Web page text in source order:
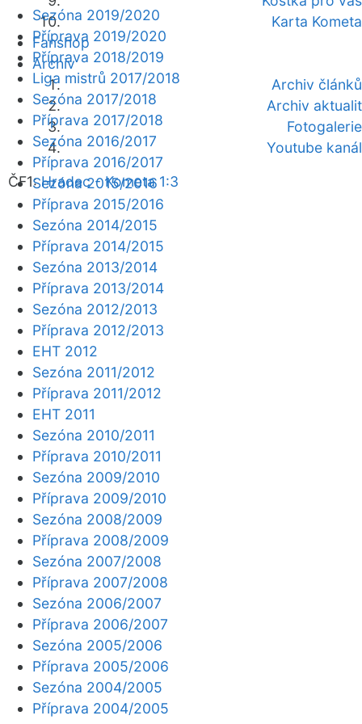
Karta Kometa
Fanshop
Archiv
Archiv článků
Archiv aktualit
Fotogalerie
Youtube kanál
ČF1:Hradec - Kometa 1:3
Sezóna 2019/2020
Příprava 2019/2020
Příprava 2018/2019
Liga mistrů 2017/2018
Sezóna 2017/2018
Příprava 2017/2018
Sezóna 2016/2017
Příprava 2016/2017
Sezóna 2015/2016
Příprava 2015/2016
Sezóna 2014/2015
Příprava 2014/2015
Sezóna 2013/2014
Příprava 2013/2014
Sezóna 2012/2013
Příprava 2012/2013
EHT 2012
Sezóna 2011/2012
Příprava 2011/2012
EHT 2011
Sezóna 2010/2011
Příprava 2010/2011
Sezóna 2009/2010
Příprava 2009/2010
Sezóna 2008/2009
Příprava 2008/2009
Sezóna 2007/2008
Příprava 2007/2008
Sezóna 2006/2007
Příprava 2006/2007
Sezóna 2005/2006
Příprava 2005/2006
Sezóna 2004/2005
Příprava 2004/2005